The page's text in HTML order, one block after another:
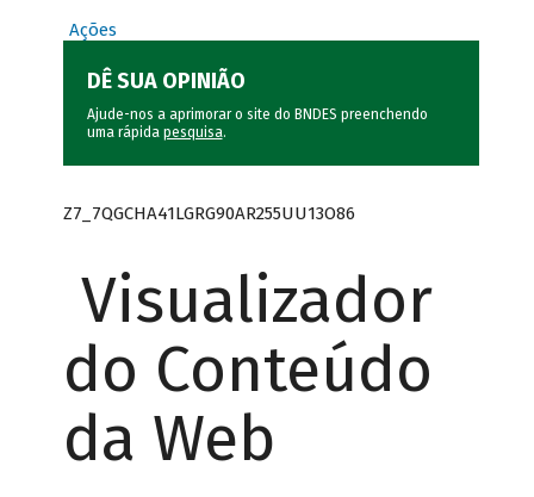
Ações
DÊ SUA OPINIÃO
Ajude-nos a aprimorar o site do BNDES preenchendo
uma rápida pesquisa.
Z7_7QGCHA41LGRG90AR255UU13O86
Visualizador
do Conteúdo
da Web